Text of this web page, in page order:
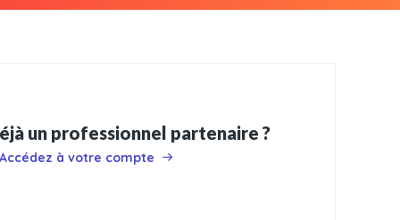
un professionnel partenaire ?
Accédez à votre compte